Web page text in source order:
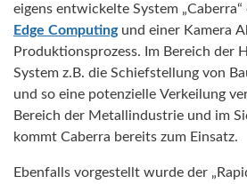
eigens entwickelte System
Edge Computingund einer Kamera
Produktionsprozess. Im Bereich der
System z.B. die Schiefstellung von
und so eine potenzielle Verkeilung
Bereich der Metallindustrie und im
kommt Caberra bereits zum Einsatz.
Ebenfalls vorgestellt wurde der